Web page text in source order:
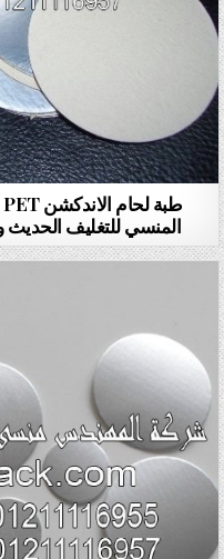
المنسي للتغليف الحديث